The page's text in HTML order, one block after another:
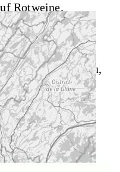
Rotweine.
Hektar
Chasselas
Grand Cru,
Chablais,
Vully